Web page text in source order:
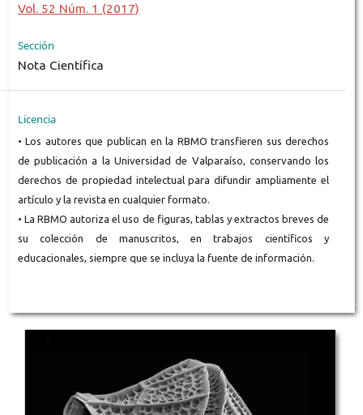
Vol. 52 Núm. 1 (2017)
Sección
Nota Científica
Licencia
• Los autores que publican en la RBMO transfieren sus derechos
de publicación a la Universidad de Valparaíso, conservando los
derechos de propiedad intelectual para difundir ampliamente el
artículo y la revista en cualquier formato.
• La RBMO autoriza el uso de figuras, tablas y extractos breves de
su colección de manuscritos, en trabajos científicos y
educacionales, siempre que se incluya la fuente de información.